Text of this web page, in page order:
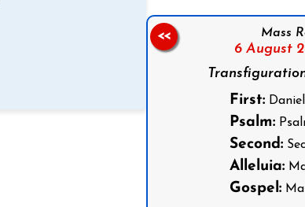
Mass
6 August
First:
Psalm:
Second:
Alleluia:
Gospel:
<<